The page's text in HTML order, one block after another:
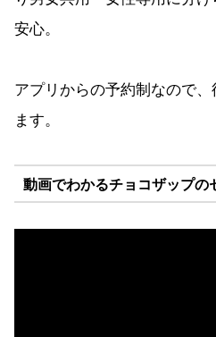
安心。
アプリからの予約制なので
ます。
動画でわかるチョコザップの